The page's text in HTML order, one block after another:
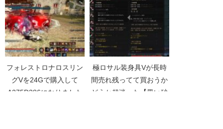
フォレストロナロスリン
グVを24Gで購入して
A275D386になりました
極ロサル装身具Vが長時
間売れ残ってて買おうか
どうか超迷った【黒い砂